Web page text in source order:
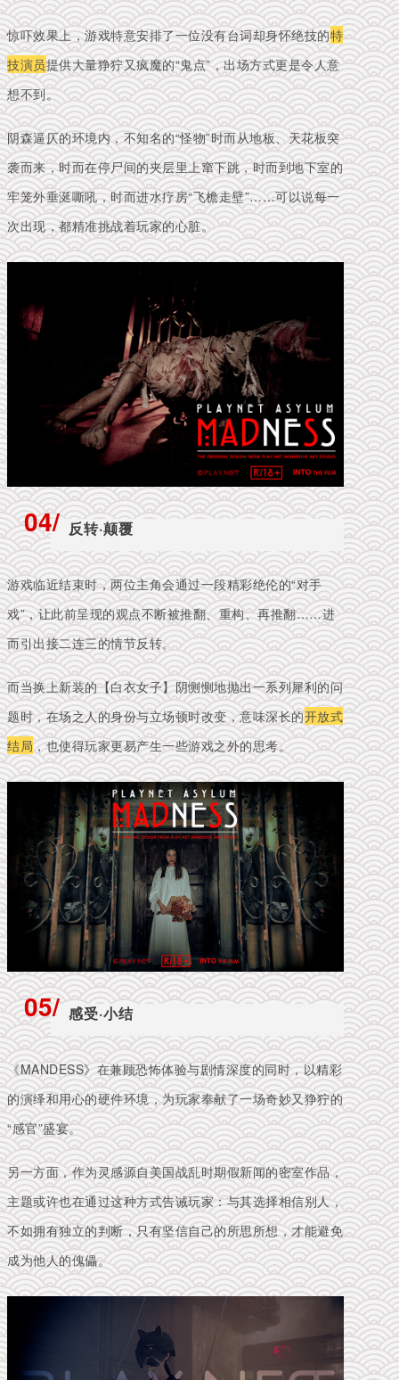
惊吓效果上，游戏特意安排了一位没有台词却身怀绝技的特
技演员提供大量狰狞又疯魔的“鬼点”，出场方式更是令人意
想不到。
阴森逼仄的环境内，不知名的“怪物”时而从地板、天花板突
袭而来，时而在停尸间的夹层里上窜下跳，时而到地下室的
牢笼外垂涎嘶吼，时而进水疗房“飞檐走壁”……可以说每一
次出现，都精准挑战着玩家的心脏。
04/ 反转·颠覆
游戏临近结束时，两位主角会通过一段精彩绝伦的“对手
戏”，让此前呈现的观点不断被推翻、重构、再推翻……进
而引出接二连三的情节反转。
而当换上新装的【白衣女子】阴恻恻地抛出一系列犀利的问
题时，在场之人的身份与立场顿时改变，意味深长的开放式
结局，也使得玩家更易产生一些游戏之外的思考。
05/ 感受·小结
《MANDESS》在兼顾恐怖体验与剧情深度的同时，以精彩
的演绎和用心的硬件环境，为玩家奉献了一场奇妙又狰狞的
“感官”盛宴。
另一方面，作为灵感源自美国战乱时期假新闻的密室作品，
主题或许也在通过这种方式告诫玩家：与其选择相信别人，
不如拥有独立的判断，只有坚信自己的所思所想，才能避免
成为他人的傀儡。